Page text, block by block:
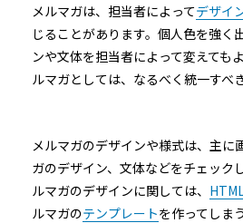
メルマガは、担当者によってデザイ
じることがあります。個人色を強く
ンや文体を担当者によって変えても
ルマガとしては、なるべく統一すべき
メルマガのデザインや様式は、主に
ガのデザイン、文体などをチェック
ルマガのデザインに関しては、
ルマガのテンプレートを作ってしま